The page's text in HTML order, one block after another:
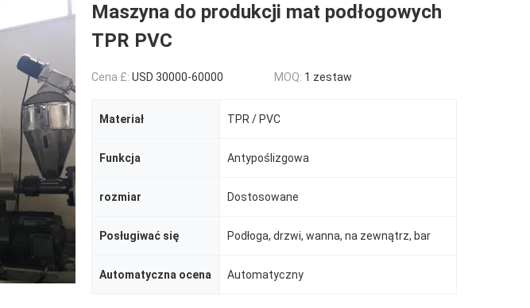
Maszyna do produkcji mat podłogowych
TPR PVC
Cena £: USD 30000-60000 MOQ: 1 zestaw
Materiał TPR / PVC
Funkcja Antypoślizgowa
rozmiar Dostosowane
Posługiwać się Podłoga, drzwi, wanna, na zewnątrz, bar
Automatyczna ocena Automatyczny